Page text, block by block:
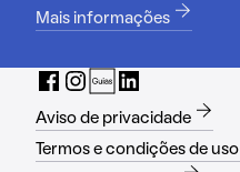
Mais informações
Aviso de privacidade
Termos e condições de uso